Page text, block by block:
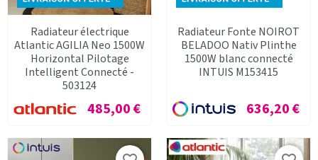
Radiateur électrique
Atlantic AGILIA Neo 1500W
Horizontal Pilotage
Intelligent Connecté -
503124
Prix
485,00 €
Radiateur Fonte NOIROT
BELADOO Nativ Plinthe
1500W blanc connecté
INTUIS M153415
Prix
636,20 €